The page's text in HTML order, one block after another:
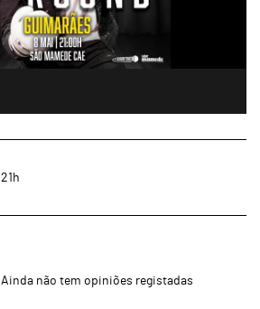
21h
Ainda não tem opiniões registadas